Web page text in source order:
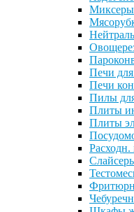
Миксеры
Печи
Печи
Пилы
Плиты
Плиты